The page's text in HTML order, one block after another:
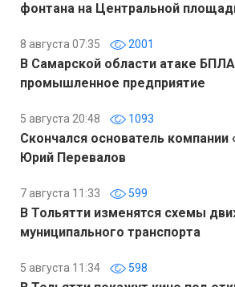
фонтана на Центральной
8 августа 07:35 2001
В Самарской области атаке
промышленное предприятие
5 августа 20:48 1093
Скончался основатель
Юрий Перевалов
7 августа 11:33 599
В Тольятти изменятся схемы
муниципального транспорта
5 августа 11:34 598